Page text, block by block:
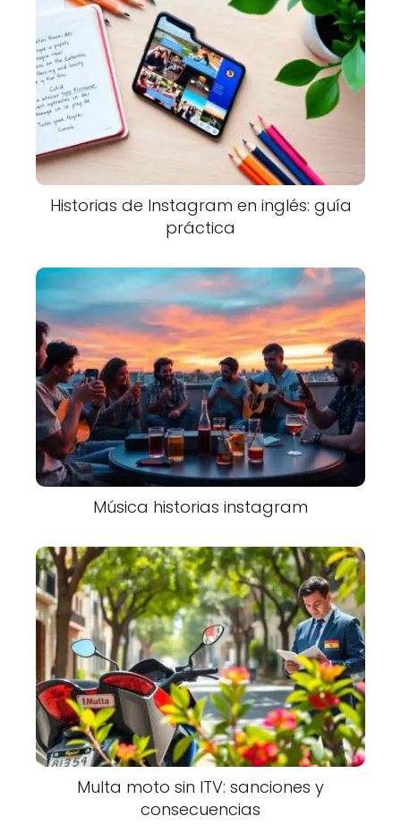
Historias de Instagram en inglés: guía
práctica
Música historias instagram
Multa moto sin ITV: sanciones y
consecuencias